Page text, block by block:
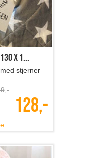
x 1...
stjerner
,-
128,-